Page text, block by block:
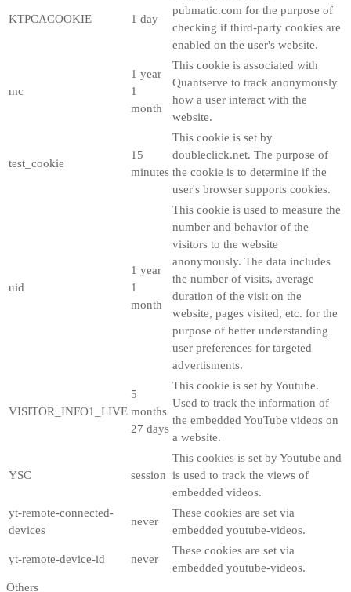
KTPCACOOKIE 1 day
pubmatic.com for the purpose of
checking if third-party cookies are
enabled on the user's website.
mc
1 year
1
month
This cookie is associated with
Quantserve to track anonymously
how a user interact with the
website.
test_cookie
15
minutes
This cookie is set by
doubleclick.net. The purpose of
the cookie is to determine if the
user's browser supports cookies.
uid
1 year
1
month
This cookie is used to measure the
number and behavior of the
visitors to the website
anonymously. The data includes
the number of visits, average
duration of the visit on the
website, pages visited, etc. for the
purpose of better understanding
user preferences for targeted
advertisments.
VISITOR_INFO1_LIVE
5
months
27 days
This cookie is set by Youtube.
Used to track the information of
the embedded YouTube videos on
a website.
YSC session
This cookies is set by Youtube and
is used to track the views of
embedded videos.
yt-remote-connected-
devices
never
These cookies are set via
embedded youtube-videos.
yt-remote-device-id never
These cookies are set via
embedded youtube-videos.
Others